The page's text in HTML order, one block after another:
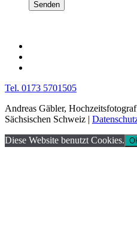
Tel. 0173 5701505
Andreas Gäbler,
Sächsischen Schweiz |
Diese Website benutzt Cookies.